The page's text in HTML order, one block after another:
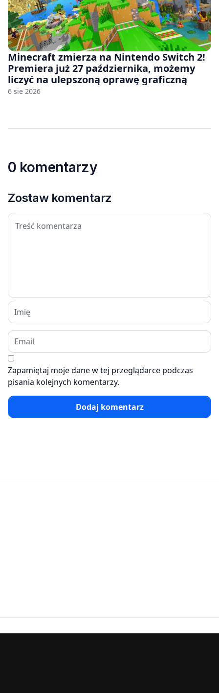
Minecraft zmierza na Nintendo Switch 2!
Premiera już 27 października, możemy
liczyć na ulepszoną oprawę graficzną
6 sie 2026
0 komentarzy
Zostaw komentarz
Zapamiętaj moje dane w tej przeglądarce podczas
pisania kolejnych komentarzy.
Dodaj komentarz